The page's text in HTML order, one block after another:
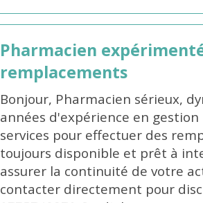
Pharmacien
remplacements
Bonjour, Pharmacien sérieux,
années d'expérience en
services pour effectuer des
toujours disponible et prêt à
assurer la continuité de votre
contacter directement pour